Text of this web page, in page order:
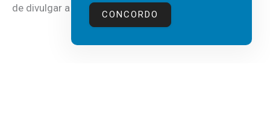
de divulgar a mais recente...
CONCORDO